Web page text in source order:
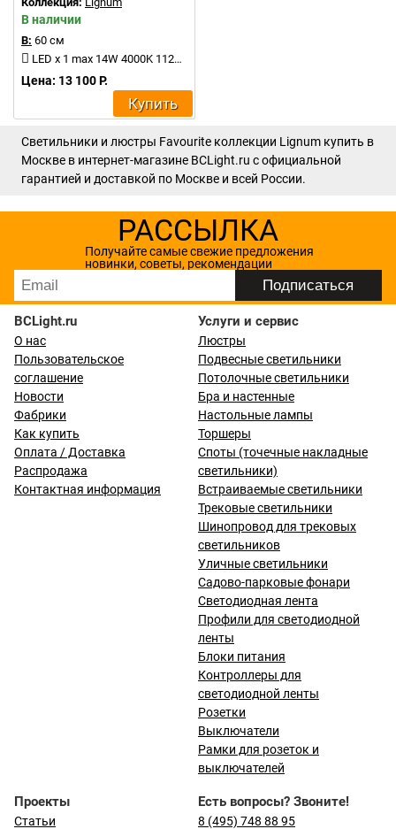
В наличии
В: 60 см
LED x 1 max 14W 4000K 1120Lm
Цена: 13 100 Р.
Купить
Светильники и люстры Favourite коллекции Lignum купить в
Москве в интернет-магазине BCLight.ru с официальной
гарантией и доставкой по Москве и всей России.
РАССЫЛКА
Получайте самые свежие предложения
новинки, советы, рекомендации
BCLight.ru
О нас
Пользовательское
соглашение
Новости
Фабрики
Как купить
Оплата / Доставка
Распродажа
Контактная информация
Услуги и сервис
Люстры
Подвесные светильники
Потолочные светильники
Бра и настенные
Настольные лампы
Торшеры
Споты (точечные накладные
светильники)
Встраиваемые светильники
Трековые светильники
Шинопровод для трековых
светильников
Уличные светильники
Садово-парковые фонари
Светодиодная лента
Профили для светодиодной
ленты
Блоки питания
Контроллеры для
светодиодной ленты
Розетки
Выключатели
Рамки для розеток и
выключателей
Проекты
Статьи
Есть вопросы? Звоните!
8 (495) 748 88 95